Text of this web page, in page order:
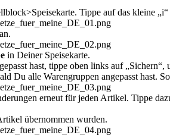
Tippe auf das kleine
in Deiner Speisekarte.
hast, tippe oben links auf
Du alle Warengruppen angepasst hast.
erneut für jeden Artikel. Tippe
übernommen wurden.